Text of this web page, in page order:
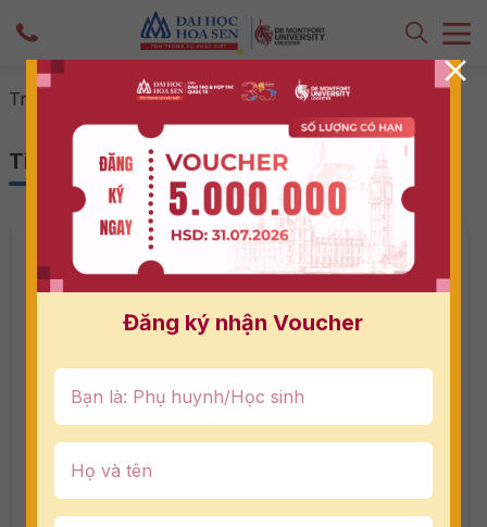
Trang chủ Tin tức & Sự kiện- Trang 14
Tin tức & Sự kiện
Đăng ký nhận Voucher